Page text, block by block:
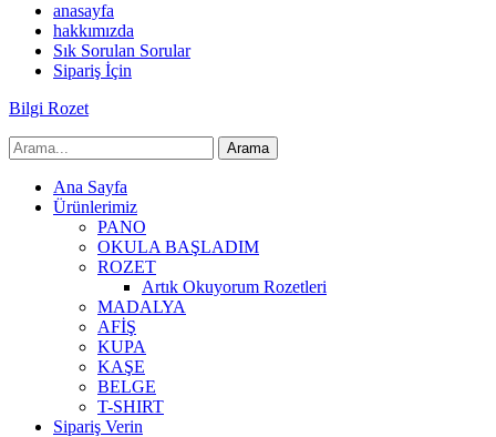
anasayfa
hakkımızda
Sık Sorulan Sorular
Sipariş İçin
Bilgi Rozet
Ana Sayfa
Ürünlerimiz
PANO
OKULA BAŞLADIM
ROZET
Artık Okuyorum Rozetleri
MADALYA
AFİŞ
KUPA
KAŞE
BELGE
T-SHIRT
Sipariş Verin